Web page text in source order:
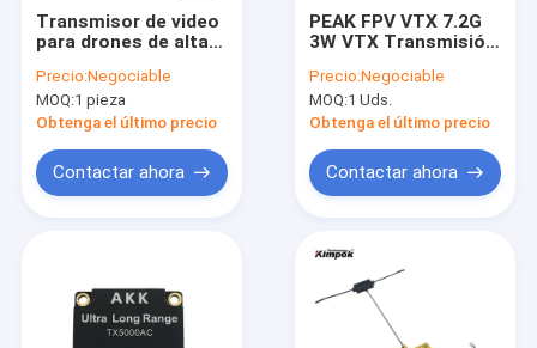
Sobre nosotros
Transmisor de video
para drones de alta
1.2G FPV,
transmisión de
imagen 9CH 25mW
Precio:Negociable
MOQ:1 pieza
Obtenga el último precio
Contactar ahora
PEAK FPV VTX 7.2G
3W VTX Transmisión
Alcance 7.2G
3000mW Transmisor
de Video para Drones
Precio:Negociable
MOQ:1 Uds.
Obtenga el último precio
Contactar ahora